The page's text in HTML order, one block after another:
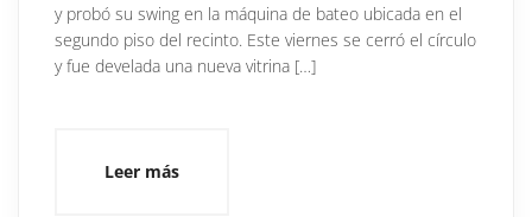
y probó su swing en la máquina de bateo ubicada en el
segundo piso del recinto. Este viernes se cerró el círculo
y fue develada una nueva vitrina […]
Leer más